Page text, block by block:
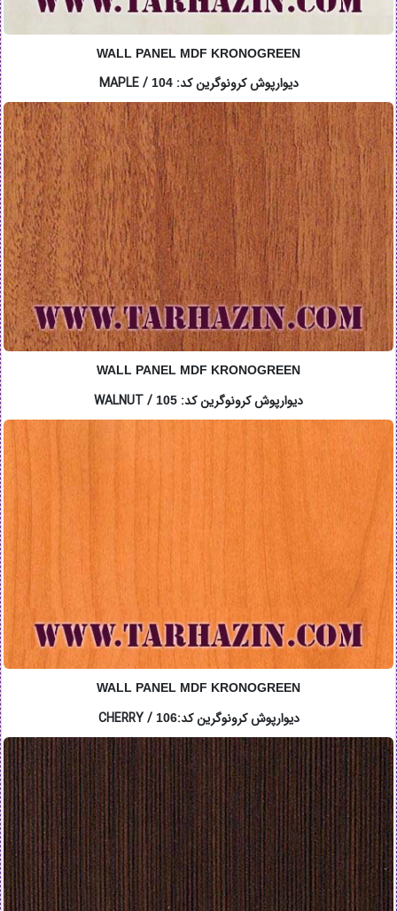
WALL PANEL MDF KRONOGREEN
دیوارپوش کرونوگرین کد: MAPLE /104
WALL PANEL MDF KRONOGREEN
دیوارپوش کرونوگرین کد: WALNUT / 105
WALL PANEL MDF KRONOGREEN
دیوارپوش کرونوگرین کد:CHERRY /106